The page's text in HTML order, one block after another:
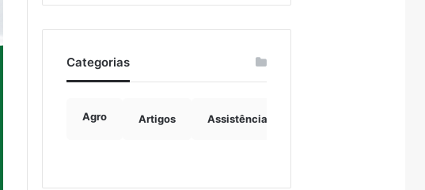
Categorias
Agro Artigos Assistência Social